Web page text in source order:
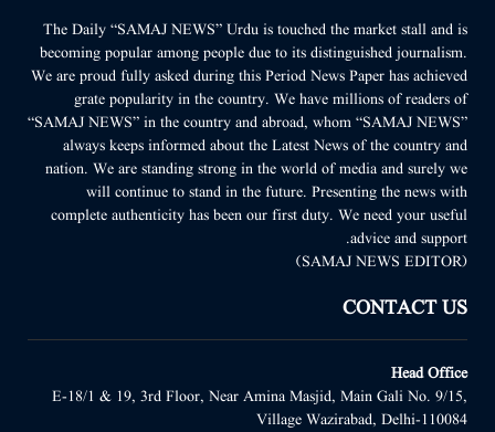
The Daily “SAMAJ NEWS” Urdu is touched the market stall and is
becoming popular among people due to its distinguished journalism.
We are proud fully asked during this Period News Paper has achieved
grate popularity in the country. We have millions of readers of
“SAMAJ NEWS” in the country and abroad, whom “SAMAJ NEWS”
always keeps informed about the Latest News of the country and
nation. We are standing strong in the world of media and surely we
will continue to stand in the future. Presenting the news with
complete authenticity has been our first duty. We need your useful
advice and support.
(SAMAJ NEWS EDITOR)
CONTACT US
Head Office
E-18/1 & 19, 3rd Floor, Near Amina Masjid, Main Gali No. 9/15,
Village Wazirabad, Delhi-110084